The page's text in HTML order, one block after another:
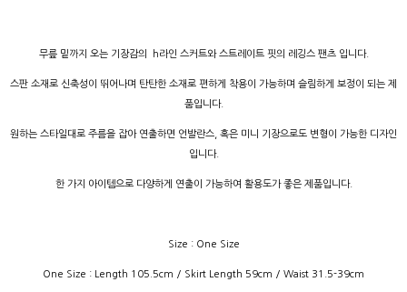
무릎 밑까지 오는 기장감의 h라인 스커트와 스트레이트 핏의 레깅스 팬츠 입니다.
스판 소재로 신축성이 뛰어나며 탄탄한 소재로 편하게 착용이 가능하며 슬림하게 보정이 되는 제
품입니다.
원하는 스타일대로 주름을 잡아 연출하면 언발란스, 혹은 미니 기장으로도 변형이 가능한 디자인
입니다.
한 가지 아이템으로 다양하게 연출이 가능하여 활용도가 좋은 제품입니다.
Size : One Size
One Size : Length 105.5cm / Skirt Length 59cm / Waist 31.5-39cm